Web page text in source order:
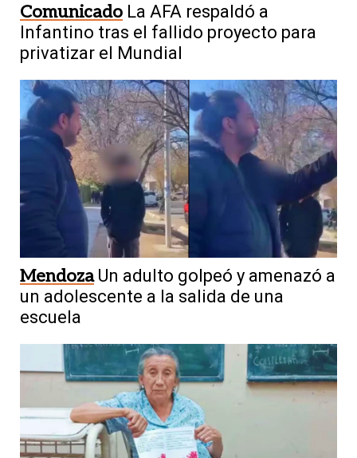
Comunicado La AFA respaldó a
Infantino tras el fallido proyecto para
privatizar el Mundial
Mendoza Un adulto golpeó y amenazó a
un adolescente a la salida de una
escuela